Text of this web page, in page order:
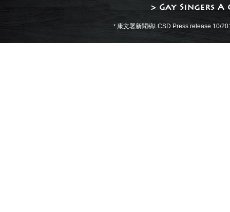
* 康文署新聞稿LCSD Press release 10/